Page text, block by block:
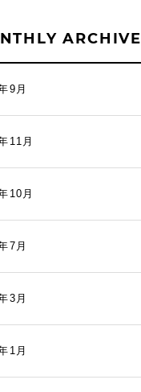
ARCHIVE
9月
11月
10月
7月
3月
1月